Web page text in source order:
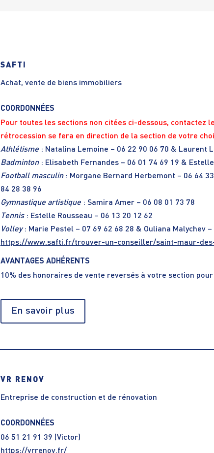
SAFTI
Achat, vente de biens immobiliers
COORDONNÉES
Pour toutes les sections non citées ci-dessous, contactez
rétrocession se fera en direction de la section de votre
Athlétisme: Natalina Lemoine – 06 22 90 06 70 & Laurent
Badminton: Elisabeth Fernandes – 06 01 74 69 19 &
Football masculin: Morgane Bernard Herbemont – 06 64
84 28 38 96
Gymnastique artistique: Samira Amer – 06 08 01 73 78
Tennis: Estelle Rousseau – 06 13 20 12 62
Volley: Marie Pestel – 07 69 62 68 28 & Ouliana Malychev –
https://www.safti.fr/trouver-un-conseiller/saint-maur-
AVANTAGES ADHÉRENTS
10% des honoraires de vente reversés à votre section
En savoir plus
VR RENOV
Entreprise de construction et de rénovation
COORDONNÉES
06 51 21 91 39 (Victor)
https://vrrenov.fr/